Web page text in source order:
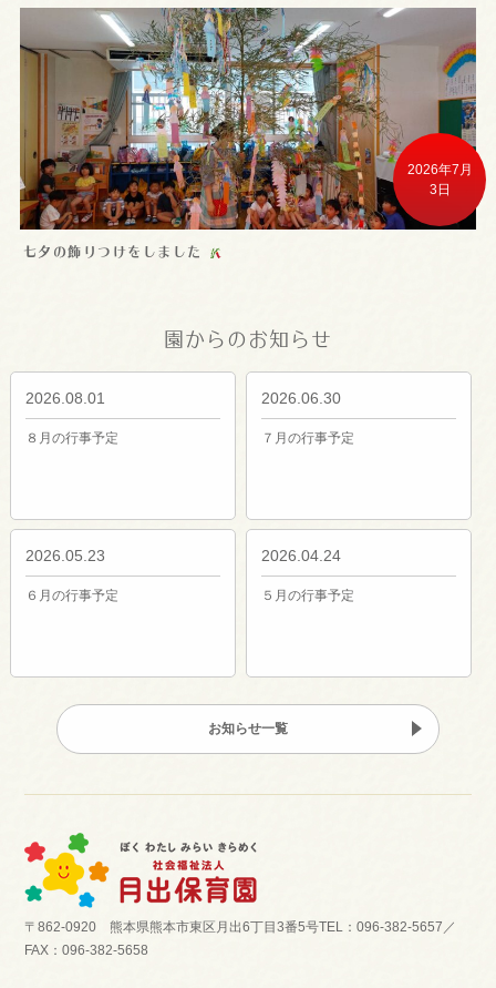
2026年7月
3日
七夕の飾りつけをしました
園からのお知らせ
2026.08.01
８月の行事予定
2026.06.30
７月の行事予定
2026.05.23
６月の行事予定
2026.04.24
５月の行事予定
お知らせ一覧
〒862-0920 熊本県熊本市東区月出6丁目3番5号TEL：096-382-5657／
FAX：096-382-5658